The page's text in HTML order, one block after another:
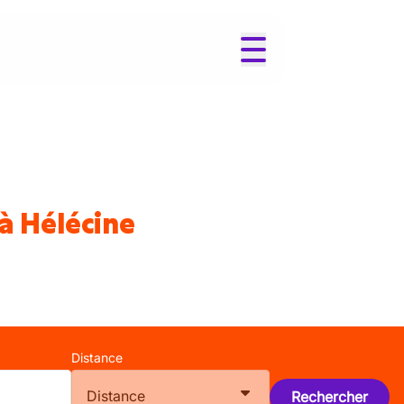
Hélécine
Distance
Distance Rechercher